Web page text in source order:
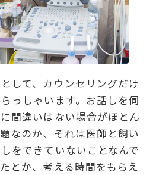
して、カウンセリングだけ
っしゃいます。お話しを伺
間違いはない場合がほとん
なのか、それは医師と飼い
をできていないことなんで
とか、考える時間をもらえ